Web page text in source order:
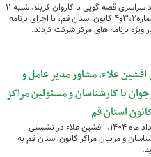
همزمان به ایام شهادت حضرت رقیه (س) و رویداد سراسری قصه گویی با کاروان کربلا، شنبه ۱۱
مرداد ماه ۱۴۰۴، مربیان و اعضای مراکز فرهنگی شماره۳،۲و۴ کانون استان قم، با اجرای برنامه
برنامه های مرکز شرکت کردند.
علاء، مشاور مدیر عامل و
با کارشناسان و مسئولین مراکز
استان قم
در هفته آغازین مرداد ماه ۱۴۰۴، ‌ افشین علاء در نشستی
و مربیان مراکز کانون استان قم به